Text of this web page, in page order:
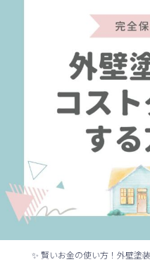
✨ 賢いお金の使い方！外壁塗